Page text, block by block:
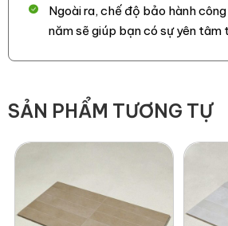
Newlando đã thi công
Ngoài ra, chế độ bảo hành
năm sẽ giúp bạn có sự yên tâm
SẢN PHẨM TƯƠNG TỰ